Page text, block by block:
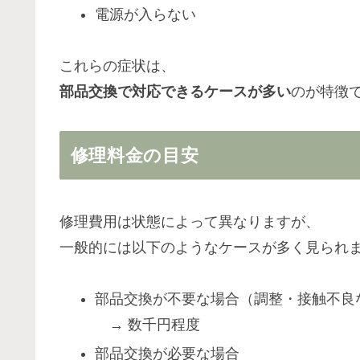
電源が入らない
これらの症状は、
部品交換で対応できるケースが多いのが特徴
修理料金の目安
修理費用は状態によって異なりますが、
一般的には以下のようなケースが多く見られま
部品交換が不要な場合（調整・接触不良
→ 数千円程度
部品交換が必要な場合